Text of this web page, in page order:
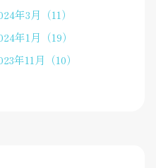
年3月（11）
年1月（19）
年11月（10）